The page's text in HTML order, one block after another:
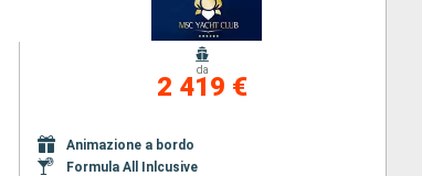
da
2 419 €
Animazione a bordo
Formula All Inlcusive